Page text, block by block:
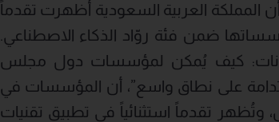
العربية السعودية أظهرت تقدماً
الاصطناعي، حيث تُصنَّف 40% من مؤسساتها ضمن فئة روّاد الذكاء الاصطناعي.
كيف يُمكن لمؤسسات دول مجلس
على نطاق واسع”، أن المؤسسات في
وتُظهر تقدماً استثنائياً في تطبيق تقنيات